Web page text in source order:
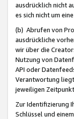
ausdrücklich nicht
es sich nicht um
(b) Abrufen von
ausdrückliche
wir über die
Nutzung von
API oder
Verantwortung
jeweiligen
Zur Identifizierung
Schlüssel und